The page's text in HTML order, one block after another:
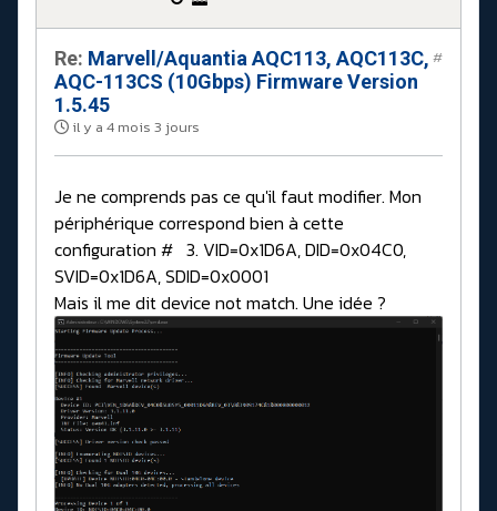
Re: Marvell/Aquantia AQC113, AQC113C,
AQC-113CS (10Gbps) Firmware Version
1.5.45
il y a 4 mois 3 jours
#
Je ne comprends pas ce qu'il faut modifier. Mon
périphérique correspond bien à cette
configuration # 3. VID=0x1D6A, DID=0x04C0,
SVID=0x1D6A, SDID=0x0001
Mais il me dit device not match. Une idée ?